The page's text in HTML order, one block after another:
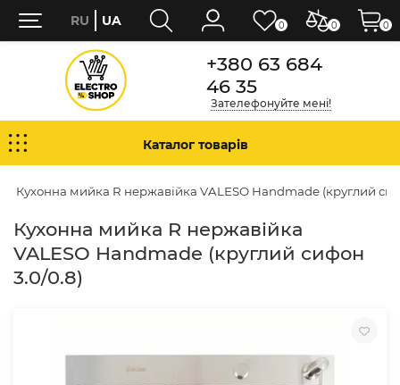
+380 63 684
46 35
Зателефонуйте мені!
Каталог товарів
Кухонна мийка R нержавійка VALESO Handmade (круглий
Кухонна мийка R нержавійка
VALESO Handmade (круглий сифон
3.0/0.8)
0 0
RU UA 0